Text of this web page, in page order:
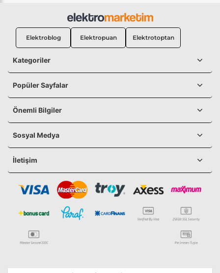
Elektroblog Elektropuan Elektrotoptan
Kategoriler
Popüler Sayfalar
Önemli Bilgiler
Sosyal Medya
İletişim